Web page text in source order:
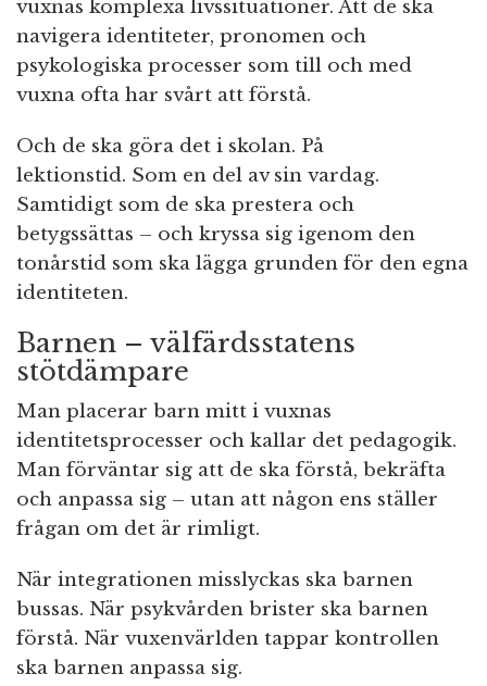
vuxnas komplexa livssituationer. Att de ska
navigera identiteter, pronomen och
psykologiska processer som till och med
vuxna ofta har svårt att förstå.
Och de ska göra det i skolan. På
lektionstid. Som en del av sin vardag.
Samtidigt som de ska prestera och
betygssättas – och kryssa sig igenom den
tonårstid som ska lägga grunden för den egna
identiteten.
Barnen – välfärdsstatens
stötdämpare
Man placerar barn mitt i vuxnas
identitetsprocesser och kallar det pedagogik.
Man förväntar sig att de ska förstå, bekräfta
och anpassa sig – utan att någon ens ställer
frågan om det är rimligt.
När integrationen misslyckas ska barnen
bussas. När psykvården brister ska barnen
förstå. När vuxenvärlden tappar kontrollen
ska barnen anpassa sig.